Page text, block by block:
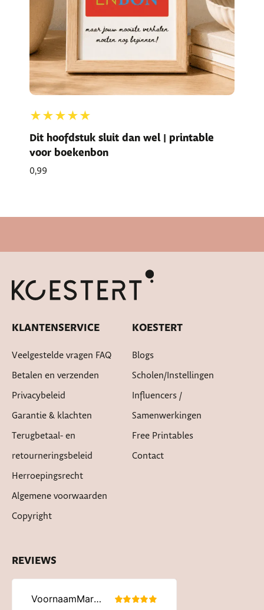
★★★★★
Dit hoofdstuk sluit dan wel | printable
voor boekenbon
0,99
KLANTENSERVICE
Veelgestelde vragen FAQ
Betalen en verzenden
Privacybeleid
Garantie & klachten
Terugbetaal- en
retourneringsbeleid
Herroepingsrecht
Algemene voorwaarden
Copyright
KOESTERT
Blogs
Scholen/instellingen
Influencers /
Samenwerkingen
Free Printables
Contact
REVIEWS